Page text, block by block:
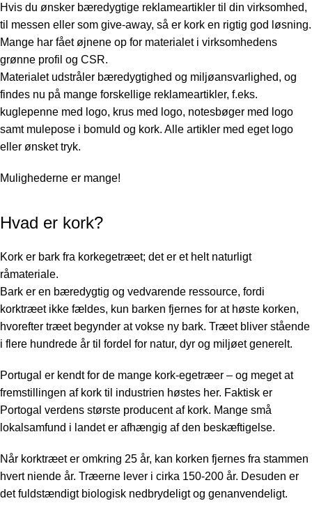
Hvis du ønsker bæredygtige reklameartikler til din virksomhed,
til messen eller som give-away, så er kork en rigtig god løsning.
Mange har fået øjnene op for materialet i virksomhedens
grønne profil og CSR.
Materialet udstråler bæredygtighed og miljøansvarlighed, og
findes nu på mange forskellige reklameartikler, f.eks.
kuglepenne med logo, krus med logo, notesbøger med logo
samt mulepose i bomuld og kork. Alle artikler med eget logo
eller ønsket tryk.
Mulighederne er mange!
Hvad er kork?
Kork er bark fra ​​korkegetræet; det er et helt naturligt
råmateriale.
Bark er en bæredygtig og vedvarende ressource, fordi
korktræet ikke fældes, kun barken fjernes for at høste korken,
hvorefter træet begynder at vokse ny bark. Træet bliver stående
i flere hundrede år til fordel for natur, dyr og miljøet generelt.
Portugal er kendt for de mange kork-egetræer – og meget at
fremstillingen af kork til industrien høstes her. Faktisk er
Portogal verdens største producent af kork. Mange små
lokalsamfund i landet er afhængig af den beskæftigelse.
Når korktræet er omkring 25 år, kan korken fjernes fra stammen
hvert niende år. Træerne lever i cirka 150-200 år. Desuden er
det fuldstændigt biologisk nedbrydeligt og genanvendeligt.